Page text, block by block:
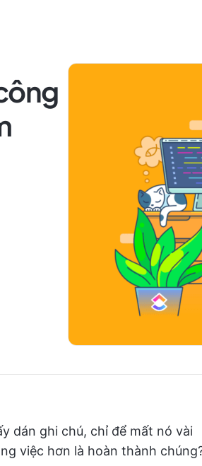
dán ghi chú, chỉ để mất nó vài
việc hơn là hoàn thành